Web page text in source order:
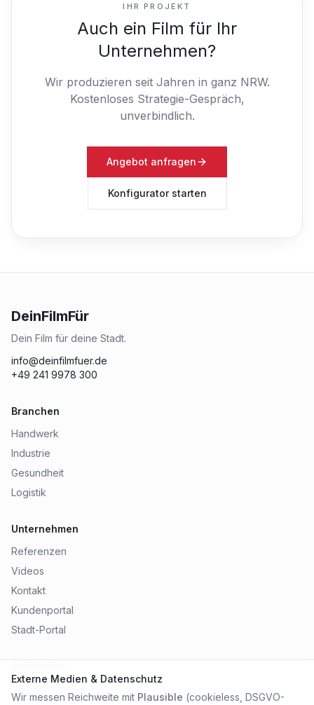
IHR PROJEKT
Auch ein Film für Ihr
Unternehmen?
Wir produzieren seit Jahren in ganz NRW.
Kostenloses Strategie-Gespräch,
unverbindlich.
Angebot anfragen
Konfigurator starten
DeinFilmFür
Dein Film für deine Stadt.
info@deinfilmfuer.de
+49 241 9978 300
Branchen
Handwerk
Industrie
Gesundheit
Logistik
Unternehmen
Referenzen
Videos
Kontakt
Kundenportal
Stadt-Portal
Externe Medien & Datenschutz
Wir messen Reichweite mit Plausible (cookieless, DSGVO-